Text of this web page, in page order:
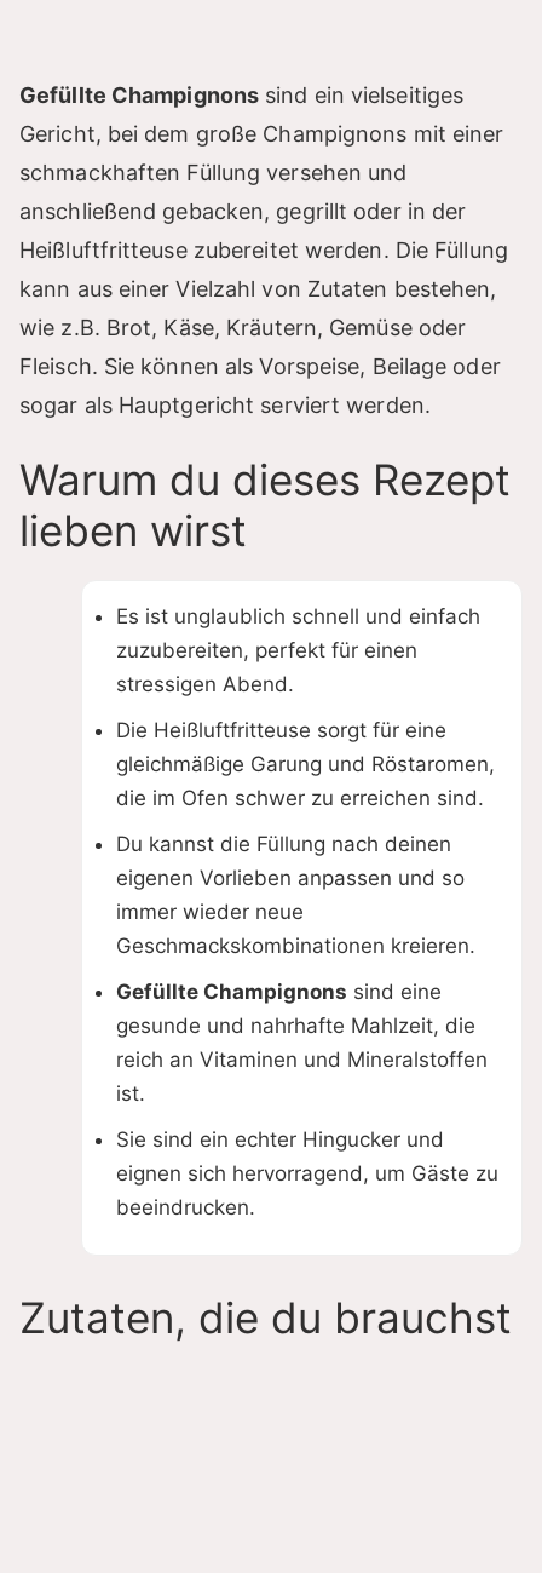
Gefüllte Champignons sind ein vielseitiges
Gericht, bei dem große Champignons mit einer
schmackhaften Füllung versehen und
anschließend gebacken, gegrillt oder in der
Heißluftfritteuse zubereitet werden. Die Füllung
kann aus einer Vielzahl von Zutaten bestehen,
wie z.B. Brot, Käse, Kräutern, Gemüse oder
Fleisch. Sie können als Vorspeise, Beilage oder
sogar als Hauptgericht serviert werden.
Warum du dieses Rezept
lieben wirst
Es ist unglaublich schnell und einfach
zuzubereiten, perfekt für einen
stressigen Abend.
Die Heißluftfritteuse sorgt für eine
gleichmäßige Garung und Röstaromen,
die im Ofen schwer zu erreichen sind.
Du kannst die Füllung nach deinen
eigenen Vorlieben anpassen und so
immer wieder neue
Geschmackskombinationen kreieren.
Gefüllte Champignons sind eine
gesunde und nahrhafte Mahlzeit, die
reich an Vitaminen und Mineralstoffen
ist.
Sie sind ein echter Hingucker und
eignen sich hervorragend, um Gäste zu
beeindrucken.
Zutaten, die du brauchst